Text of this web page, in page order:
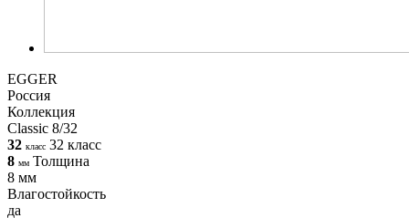
EGGER
Россия
Коллекция
Classic 8/32
32 класс 32 класс
8 мм Толщина
8 мм
Влагостойкость
да